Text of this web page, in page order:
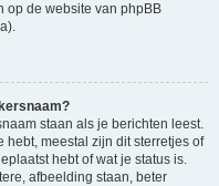
op de website van phpBB
staan als je berichten leest.
hebt, meestal zijn dit sterretjes of
hebt of wat je status is.
afbeelding staan, beter